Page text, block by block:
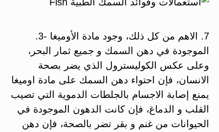
7. الاهم من كل ذلك، وجود مادة الأوميغا -3.
الموجودة في دهن السمك و جميع ثمار البحر،
وعلى عكس الكوليسترول الذي يضر بصحة
الانسان، فإن احتواء دهن السمك على مادة اوميغا
يمنع إصابة الاجسام بالجلطات الدموية التي تصيب
القلب و الدماغ، فإن كانت الدهون الموجودة في
الحيوانات من غنم و بقر تضر بالصحة، فإن دهن